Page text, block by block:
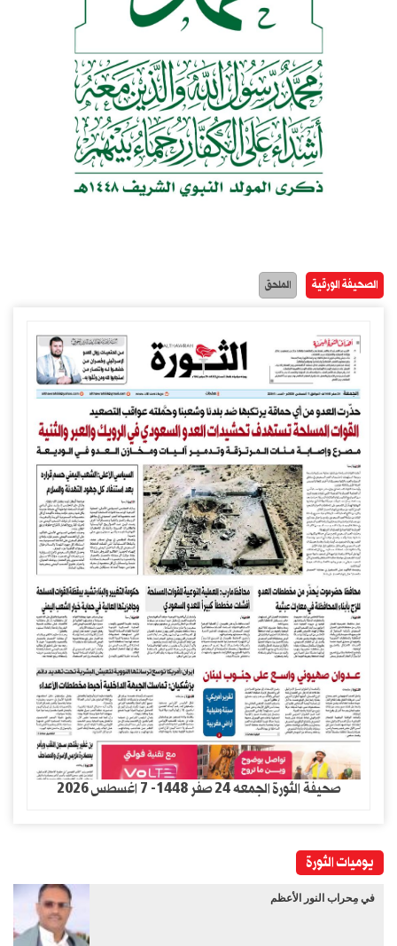
الصحيفة الورقية الملحق
صحيفة الثورة الجمعه 24 صفر 1448- 7 اغسطس 2026
يوميات الثورة
في مِحراب النور الأعظم